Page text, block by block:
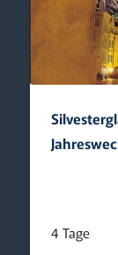
4 Tage